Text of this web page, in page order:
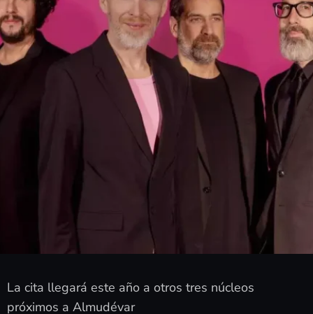
La cita llegará este año a otros tres núcleos
próximos a Almudévar